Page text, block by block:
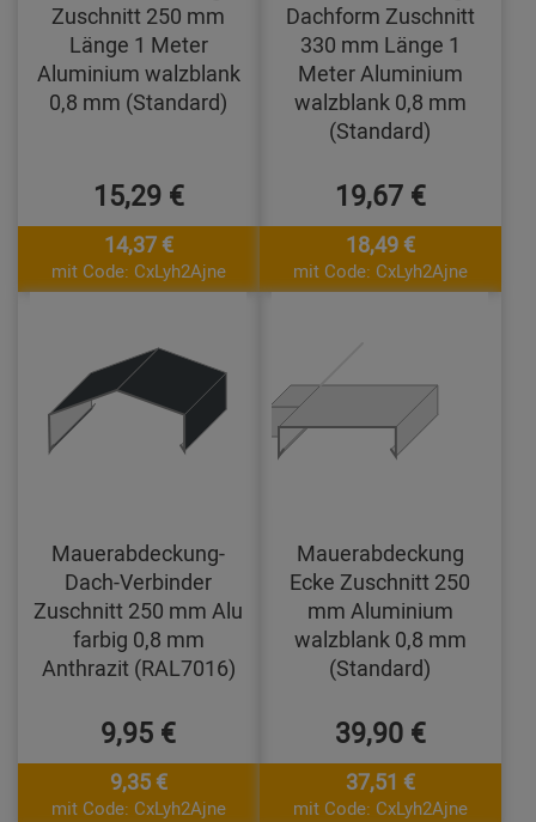
Zuschnitt 250 mm
Länge 1 Meter
Aluminium walzblank
0,8 mm (Standard)
15,29 €
14,37 €
mit Code: CxLyh2Ajne
Dachform Zuschnitt
330 mm Länge 1
Meter Aluminium
walzblank 0,8 mm
(Standard)
19,67 €
18,49 €
mit Code: CxLyh2Ajne
Mauerabdeckung-
Dach-Verbinder
Zuschnitt 250 mm Alu
farbig 0,8 mm
Anthrazit (RAL7016)
9,95 €
9,35 €
mit Code: CxLyh2Ajne
Mauerabdeckung
Ecke Zuschnitt 250
mm Aluminium
walzblank 0,8 mm
(Standard)
39,90 €
37,51 €
mit Code: CxLyh2Ajne